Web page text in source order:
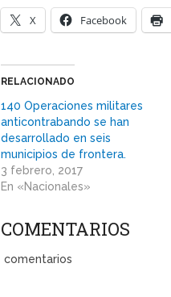
X Facebook
RELACIONADO
140 Operaciones militares
anticontrabando se han
desarrollado en seis
municipios de frontera.
3 febrero, 2017
En «Nacionales»
COMENTARIOS
comentarios